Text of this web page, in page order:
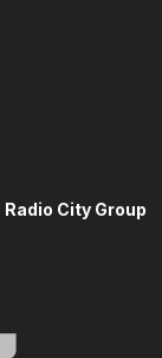
Radio City Group